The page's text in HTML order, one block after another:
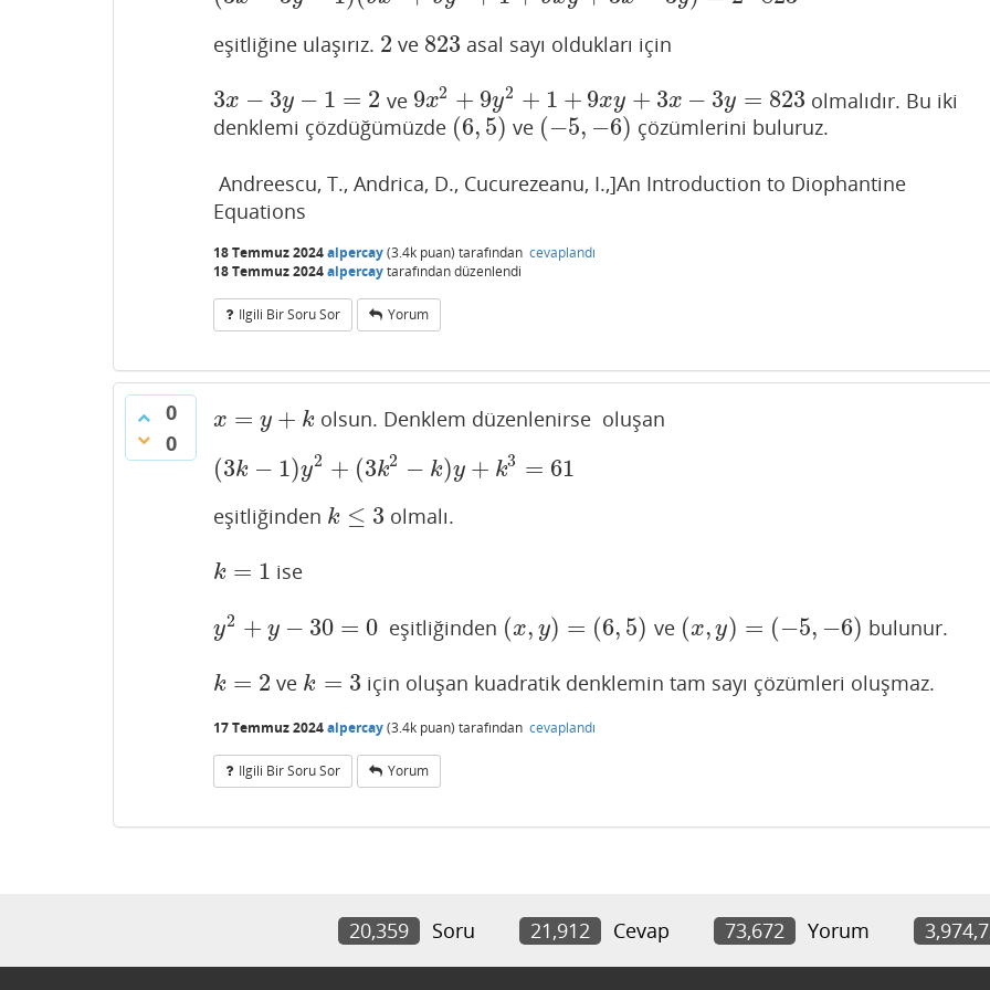
eşitliğine ulaşırız. 2
2 ve 823
823 asal sayı oldukları için
3x − 3y − 1 = 2
3x− 3y −1= 2 ve 9x2 + 9y2 + 1 + 9xy + 3x − 3y = 823
9x2+ 9y 2+1+ 9x y+ 3x −3y= 823
olmalıdır. Bu iki
denklemi çözdüğümüzde (6, 5)
(6,5 ) ve (−5, −6)
(−5,−6) çözümlerini buluruz.
Andreescu, T., Andrica, D., Cucurezeanu, I.,]An Introduction to Diophantine
Equations
18 Temmuz 2024alpercay(3.4k puan) tarafından cevaplandı
18 Temmuz 2024alpercaytarafındandüzenlendi
Ilgili Bir Soru Sor Yorum
0
0
x = y + k
x= y+ k olsun. Denklem düzenlenirse oluşan
(3k − 1)y2 + (3k2 − k)y + k3 = 61
(3k−1 )y2 +(3k2 −k )y+k3=61
eşitliğinden k ≤ 3
k≤ 3 olmalı.
k = 1
k= 1 ise
y2 + y − 30 = 0
y2 +y− 30=0 eşitliğinden (x, y) = (6, 5)
(x,y )=(6 ,5) ve (x, y) = (−5, −6)
(x,y)=(− 5,− 6 ) bulunur.
k = 2
k= 2 ve k = 3
k= 3 için oluşan kuadratik denklemin tam sayı çözümleri oluşmaz.
17 Temmuz 2024alpercay(3.4k puan) tarafından cevaplandı
Ilgili Bir Soru Sor Yorum
20,359 Soru 21,912 Cevap 73,672 Yorum